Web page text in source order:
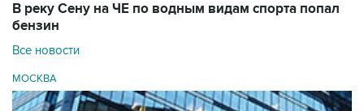
В реку Сену на ЧЕ по водным видам спорта попал
бензин
Все новости
МОСКВА